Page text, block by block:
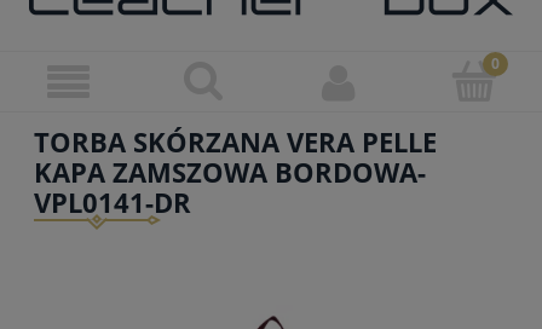
TORBA SKÓRZANA VERA PELLE
KAPA ZAMSZOWA BORDOWA-
VPL0141-DR